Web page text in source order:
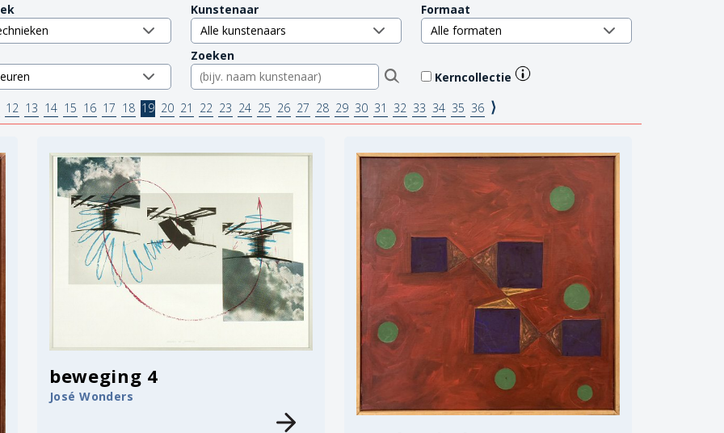
Kunstenaar Formaat
Zoeken
Kerncollectie
12 13 14 15 16 17 18 19 20 21 22 23 24 25 26 27 28 29 30 31 32 33 34 35 36 ⟩
beweging 4
José Wonders